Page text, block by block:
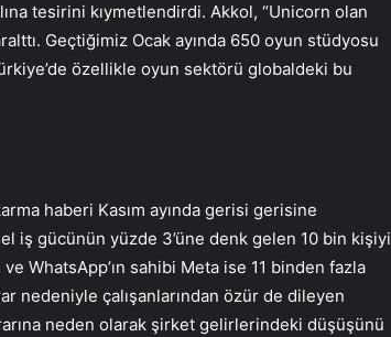
tesirini kıymetlendirdi. Akkol, “Unicorn olan
Geçtiğimiz Ocak ayında 650 oyun stüdyosu
özellikle oyun sektörü globaldeki bu
haberi Kasım ayında gerisi gerisine
iş gücünün yüzde 3’üne denk gelen 10 bin kişiyi
WhatsApp’ın sahibi Meta ise 11 binden fazla
nedeniyle çalışanlarından özür de dileyen
neden olarak şirket gelirlerindeki düşüşünü